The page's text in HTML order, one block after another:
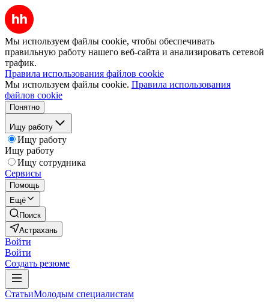
Мы используем файлы cookie, чтобы обеспечивать
правильную работу нашего веб-сайта и анализировать сетевой
трафик.
Правила использования файлов cookie
Мы используем файлы cookie. Правила использования
файлов cookie
Понятно
Ищу работу
Ищу работу
Ищу работу
Ищу сотрудника
Сервисы
Помощь
Ещё
Поиск
Астрахань
Войти
Войти
Создать резюме
СтатьиМолодым специалистам